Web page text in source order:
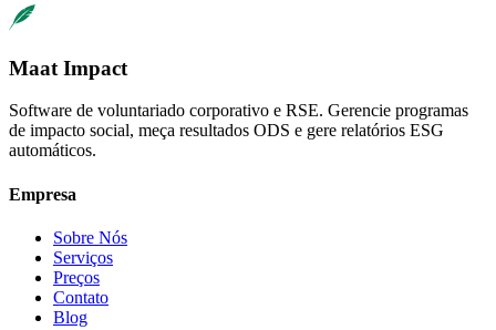
Maat Impact
Software de voluntariado corporativo e RSE. Gerencie programas
de impacto social, meça resultados ODS e gere relatórios ESG
automáticos.
Empresa
Sobre Nós
Serviços
Preços
Contato
Blog